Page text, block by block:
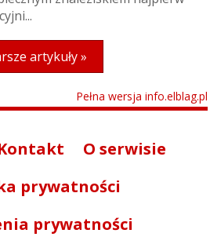
artykuły »
Pełna wersja info.elblag.pl
O serwisie
prywatności
prywatności